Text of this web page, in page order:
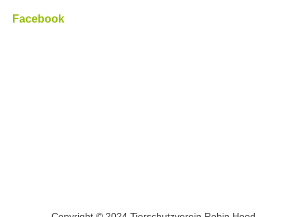
Facebook